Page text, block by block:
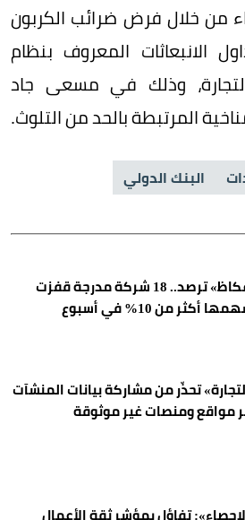
من خلال فرض ضرائب الكربون
الانبعاثات المعروف بنظام
وذلك في مسعى جاد
المرتبطة بالحد من التلوث.
البنك الدولي
«عكاظ» ترصد.. 18 شركة مدرجة قفزت
أكثر من 10% في أسبوع
تحذّر من مشاركة بيانات المنشآت
مواقع ومنصات غير موثوقة